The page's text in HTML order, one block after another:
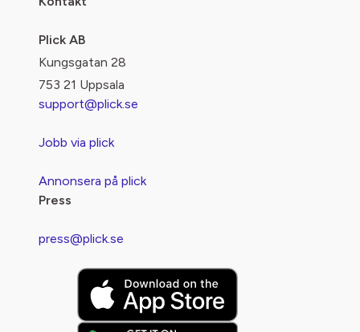
Plick AB
Kungsgatan 28
753 21 Uppsala
support@plick.se
Jobb via plick
Annonsera på plick
Press
press@plick.se